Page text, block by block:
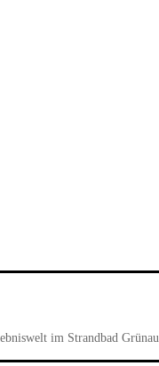
im Strandbad Grünau.